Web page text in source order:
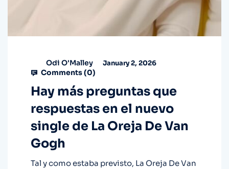
Odi O'Malley January 2, 2026
Comments (0)
Hay más preguntas que
respuestas en el nuevo
single de La Oreja De Van
Gogh
Tal y como estaba previsto, La Oreja De Van